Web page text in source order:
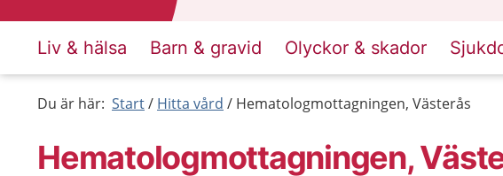
Liv & hälsa Barn & gravid Olyckor & skador
Du är här: Start Hitta vård Hematologmottagningen, Västerås
Hematologmottagningen,